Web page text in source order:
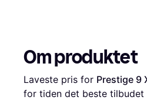
Om produktet
Laveste pris for Prestige 9
for tiden det beste tilbudet